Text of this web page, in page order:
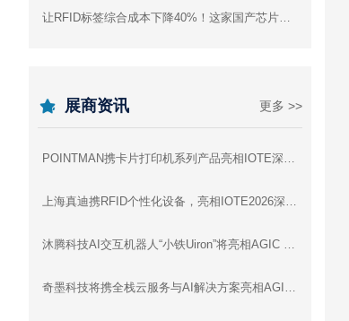
让RFID标签综合成本下降40%！这家国产芯片公司是怎么做到的
展商资讯 更多 >>
POINTMAN携卡片打印机系列产品亮相IOTE深圳物联网展，与您相约8月展会9号馆9D91交流
上海真迪携RFID个性化设备，亮相IOTE2026深圳物联网展 - 与您相约8月展会9号馆9D64交流
沐腾科技AI交互机器人“小铁Uiron”将亮相AGIC 2026深圳通用人工智能展
奇墨科技将携全栈云服务与AI解决方案亮相AGIC 2026深圳通用人工智能展